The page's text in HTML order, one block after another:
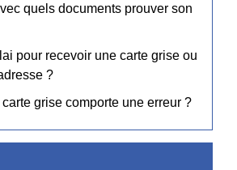
quels documents prouver son
pour recevoir une carte grise ou
?
grise comporte une erreur ?